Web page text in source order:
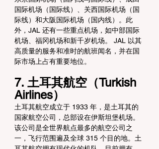
国际机场（国际线）、关西国际机场（国
际线）和大阪国际机场（国内线）。此
外，JAL 还有一些重点机场，如中部国际
机场、福冈机场和新千岁机场。 JAL 以其
高质量的服务和准时的航班闻名，并在国
际市场上占有重要地位。
7. 土耳其航空（Turkish
Airlines）
土耳其航空成立于 1933 年，是土耳其的
国家航空公司，总部设在伊斯坦堡机场。
该公司是全世界航点最多的航空公司之
一，飞行范围遍及全球 315 个目的地。土